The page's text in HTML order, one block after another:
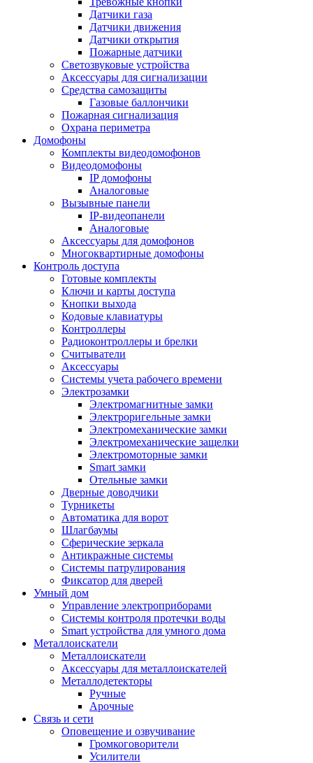
Датчики газа
Датчики движения
Датчики открытия
Пожарные датчики
Светозвуковые устройства
Аксессуары для сигнализации
Средства самозащиты
Газовые баллончики
Пожарная сигнализация
Охрана периметра
Домофоны
Комплекты видеодомофонов
Видеодомофоны
IP домофоны
Аналоговые
Вызывные панели
IP-видеопанели
Аналоговые
Аксессуары для домофонов
Многоквартирные домофоны
Контроль доступа
Готовые комплекты
Ключи и карты доступа
Кнопки выхода
Кодовые клавиатуры
Контроллеры
Радиоконтроллеры и брелки
Считыватели
Аксессуары
Системы учета рабочего времени
Электрозамки
Электромагнитные замки
Электроригельные замки
Электромеханические замки
Электромеханические защелки
Электромоторные замки
Smart замки
Отельные замки
Дверные доводчики
Турникеты
Автоматика для ворот
Шлагбаумы
Сферические зеркала
Антикражные системы
Системы патрулирования
Фиксатор для дверей
Умный дом
Управление электроприборами
Системы контроля протечки воды
Smart устройства для умного дома
Металлоискатели
Металлоискатели
Аксессуары для металлоискателей
Металлодетекторы
Ручные
Арочные
Связь и сети
Оповещение и озвучивание
Громкоговорители
Усилители